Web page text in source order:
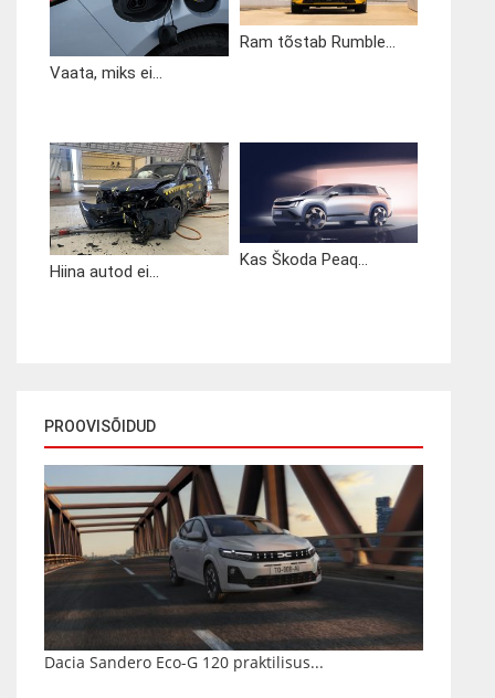
Vaata, miks ei...
Ram tõstab Rumble...
Hiina autod ei...
Kas Škoda Peaq...
PROOVISÕIDUD
Dacia Sandero Eco-G 120 praktilisus...